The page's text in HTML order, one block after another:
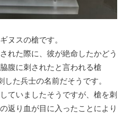
ヌスの槍です。
れた際に、彼が絶命したかどう
腹に刺されたと言われる槍
した兵士の名前だそうです。
ていましたそうですが、槍を刺
返り血が目に入ったことにより